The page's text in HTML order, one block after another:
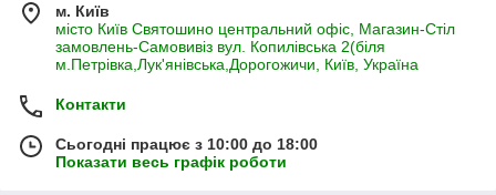
м. Київ
місто Київ Святошино центральний офіс, Магазин-Стіл
замовлень-Самовивіз вул. Копилівська 2(біля
м.Петрівка,Лук'янівська,Дорогожичи, Київ, Україна
Контакти
Сьогодні працює з 10:00 до 18:00
Показати весь графік роботи